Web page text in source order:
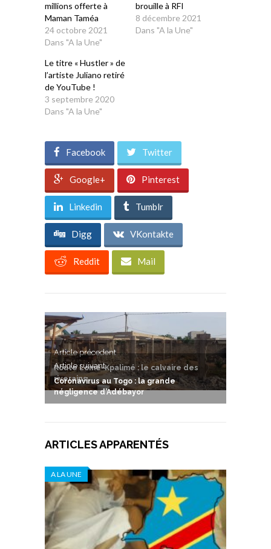
millions offerte à
Maman Taméa
24 octobre 2021
Dans "A la Une"
brouille à RFI
8 décembre 2021
Dans "A la Une"
Le titre « Hustler » de
l’artiste Juliano retiré
de YouTube !
3 septembre 2020
Dans "A la Une"
Facebook Twitter
Google+ Pinterest
Linkedin Tumblr
Digg VKontakte
Reddit Mail
Article précedent
Route Lomé-Kpalimé : le calvaire des
riverains
Article suivant
Coronavirus au Togo : la grande
négligence d’Adébayor
ARTICLES APPARENTÉS
A LA UNE